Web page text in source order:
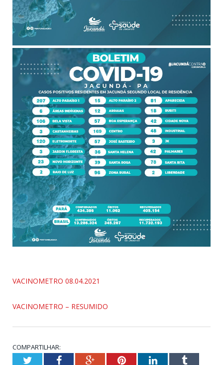
VACINOMETRO 08.04.2021
VACINOMETRO – RESUMIDO
COMPARTILHAR:
TwitterFacebookGoogle+PinterestLinkedInTumblr